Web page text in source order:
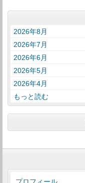
2026年8月
2026年7月
2026年6月
2026年5月
2026年4月
もっと読む
プロフィール